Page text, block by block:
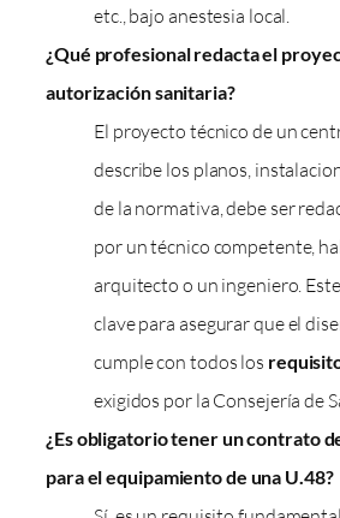
etc., bajo anestesia local.
¿Qué profesional redacta el
autorización sanitaria?
El proyecto técnico de un
describe los planos,
de la normativa, debe ser
por un técnico competente,
arquitecto o un ingeniero.
clave para asegurar que el
cumple con todos los
exigidos por la Consejería de
¿Es obligatorio tener un contrato
para el equipamiento de una U.48?